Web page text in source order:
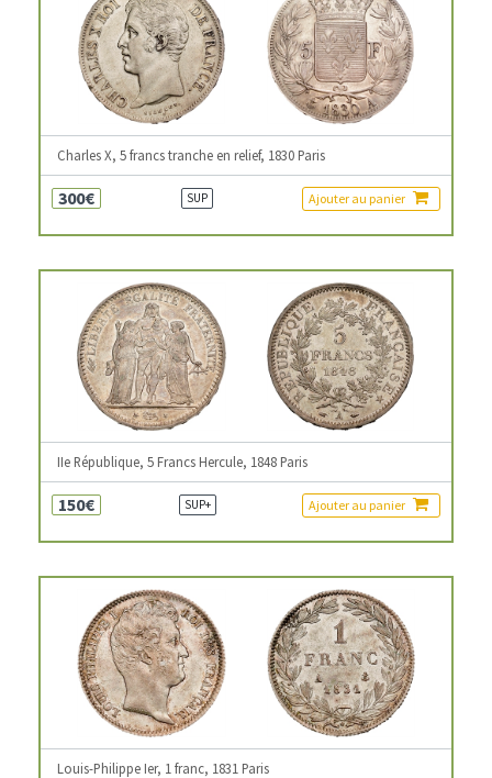
Charles X, 5 francs tranche en relief, 1830 Paris
300€ SUP Ajouter au panier
IIe République, 5 Francs Hercule, 1848 Paris
150€ SUP+ Ajouter au panier
Louis-Philippe Ier, 1 franc, 1831 Paris